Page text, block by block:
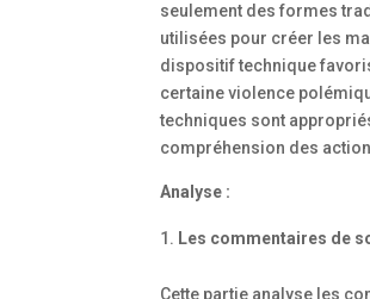
seulement des formes
utilisées pour créer les
dispositif technique
certaine violence
techniques sont
compréhension des
Analyse :
Les commentaires de
Cette partie analyse les